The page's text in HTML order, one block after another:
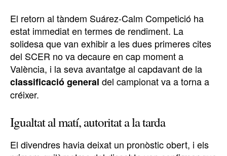
El retorn al tàndem Suárez-Calm Competició ha
estat immediat en termes de rendiment. La
solidesa que van exhibir a les dues primeres cites
del SCER no va decaure en cap moment a
València, i la seva avantatge al capdavant de la
classificació general del campionat va a torna a
créixer.
Igualtat al matí, autoritat a la tarda
El divendres havia deixat un pronòstic obert, i els